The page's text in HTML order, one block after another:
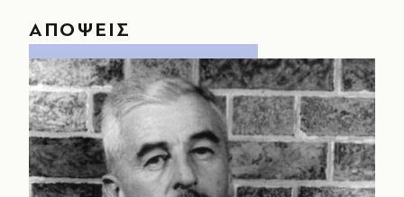
ΑΠΟΨΕΙΣ